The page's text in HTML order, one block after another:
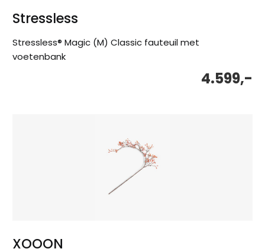
Stressless
Stressless® Magic (M) Classic fauteuil met
voetenbank
4.599,-
XOOON